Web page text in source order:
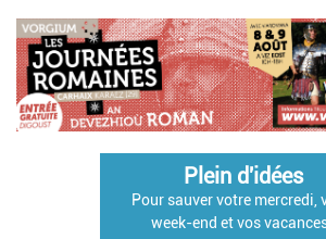
Plein d'idées
Pour sauver votre mercredi,
week-end et vos